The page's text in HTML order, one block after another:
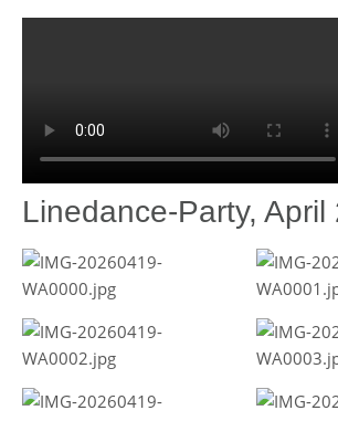
Linedance-Party, April